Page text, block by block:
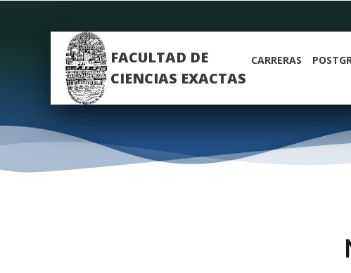
FACULTAD DE
CIENCIAS EXACTAS
CARRERAS